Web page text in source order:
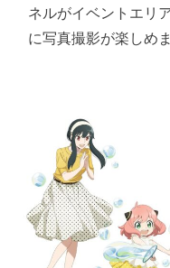
ネルがイベントエリ
に写真撮影が楽しめま